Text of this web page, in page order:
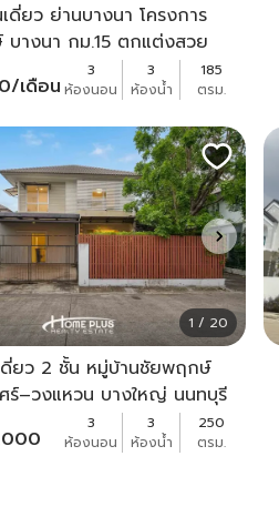
เดี่ยว ย่านบางนา โครงการ
างนา กม.15 ตกแต่งสวย
อยู่ หน้าบ้านหันทิศเหนือ
/เดือน
3
ห้องนอน
3
ห้องน้ำ
185
ตรม.
1 / 20
ดี่ยว 2 ชั้น หมู่บ้านชัยพฤกษ์
ศร์–วงแหวน บางใหญ่ นนทบุรี
3
ห้องนอน
3
ห้องน้ำ
250
ตรม.